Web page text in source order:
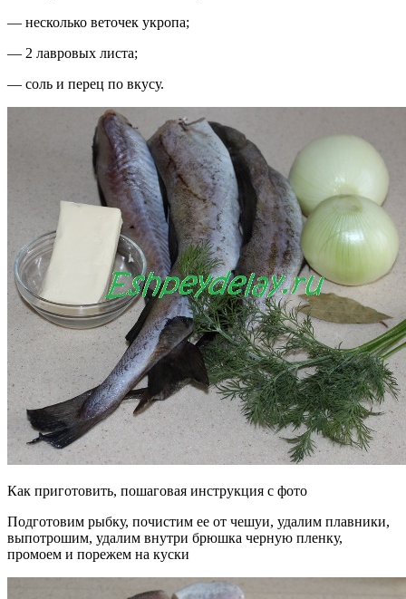
— несколько веточек укропа;
— 2 лавровых листа;
— соль и перец по вкусу.
Как приготовить, пошаговая инструкция с фото
Подготовим рыбку, почистим ее от чешуи, удалим плавники,
выпотрошим, удалим внутри брюшка черную пленку,
промоем и порежем на куски